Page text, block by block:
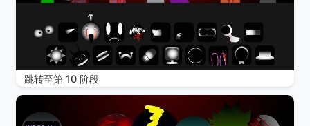
跳转至第 10 阶段